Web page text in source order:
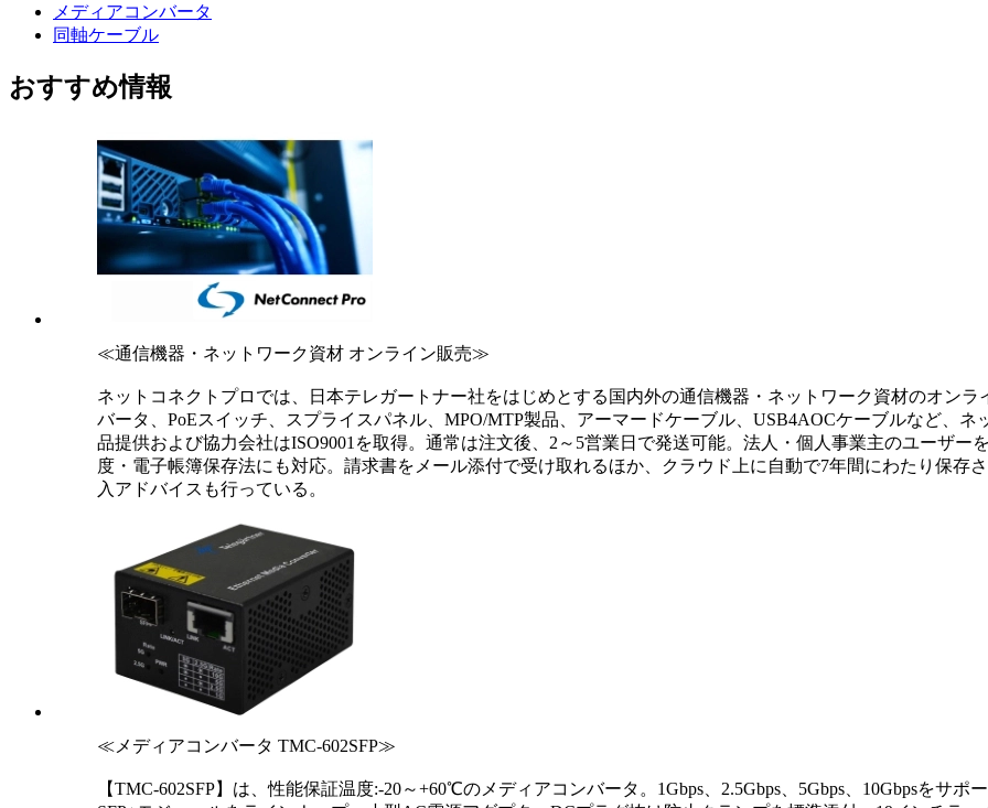
メディアコンバータ
同軸ケーブル
おすすめ情報
≪通信機器・ネットワーク資材 オンライン販売≫
ネットコネクトプロでは、日本テレガートナー社をはじめとする国内外の通信機器・ネットワーク資材のオン
バータ、PoEスイッチ、スプライスパネル、MPO/MTP製品、アーマードケーブル、USB4AOCケーブルなど、
品提供および協力会社はISO9001を取得。通常は注文後、2～5営業日で発送可能。法人・個人事業主のユーザー
度・電子帳簿保存法にも対応。請求書をメール添付で受け取れるほか、クラウド上に自動で7年間にわたり保存
入アドバイスも行っている。
≪メディアコンバータ TMC-602SFP≫
【TMC-602SFP】は、性能保証温度:-20～+60℃のメディアコンバータ。1Gbps、2.5Gbps、5Gbps、10Gbpsをサ